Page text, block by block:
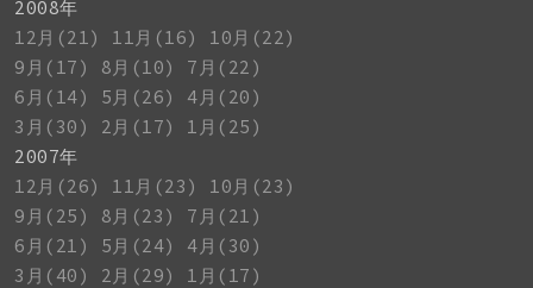
2008年
12月(21)
11月(16)
10月(22)
9月(17)
8月(10)
7月(22)
6月(14)
5月(26)
4月(20)
3月(30)
2月(17)
1月(25)
2007年
12月(26)
11月(23)
10月(23)
9月(25)
8月(23)
7月(21)
6月(21)
5月(24)
4月(30)
3月(40)
2月(29)
1月(17)